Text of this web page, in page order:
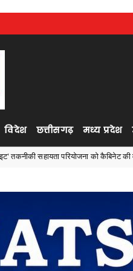
विदेश छत्तीसगढ़ मध्य प्रदेश
को कैबिनेट की मंजूरी